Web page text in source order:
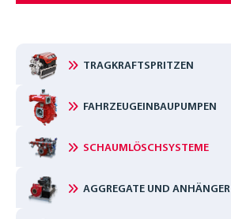
TRAGKRAFTSPRITZEN
FAHRZEUGEINBAUPUMPEN
SCHAUMLÖSCHSYSTEME
AGGREGATE UND ANHÄNGER